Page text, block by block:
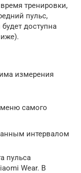
тренировки,
пульс,
доступна
измерения
самого
интервалом
пульса
Wear. В